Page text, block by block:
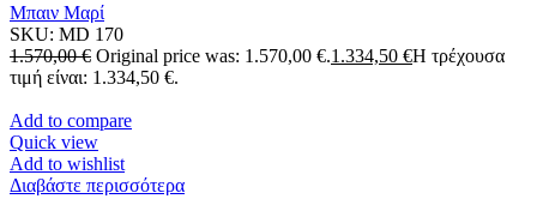
Μπαιν Μαρί
SKU: MD 170
1.570,00€ Original price was: 1.570,00 €.1.334,50 €Η τρέχουσα
τιμή είναι: 1.334,50 €.
Add to compare
Quick view
Add to wishlist
Διαβάστε περισσότερα